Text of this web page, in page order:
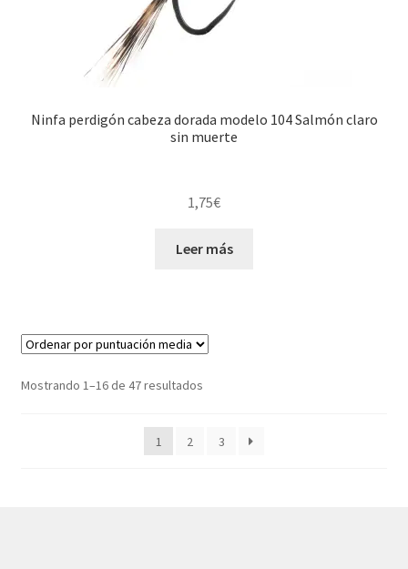
Ninfa perdigón cabeza dorada modelo 104 Salmón claro
sin muerte
1,75€
Leer más
Mostrando 1–16 de 47 resultadosOrdenado
media
1 2 3